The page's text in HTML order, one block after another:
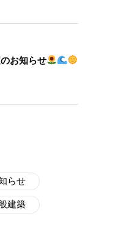
お知らせ
らせ
建築